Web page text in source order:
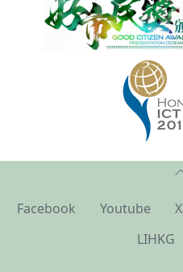
Facebook Youtube X
LIHKG